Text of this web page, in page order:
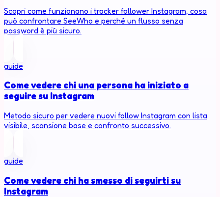
Scopri come funzionano i tracker follower Instagram, cosa
può confrontare SeeWho e perché un flusso senza
password è più sicuro.
guide
Come vedere chi una persona ha iniziato a
seguire su Instagram
Metodo sicuro per vedere nuovi follow Instagram con lista
visibile, scansione base e confronto successivo.
guide
Come vedere chi ha smesso di seguirti su
Instagram